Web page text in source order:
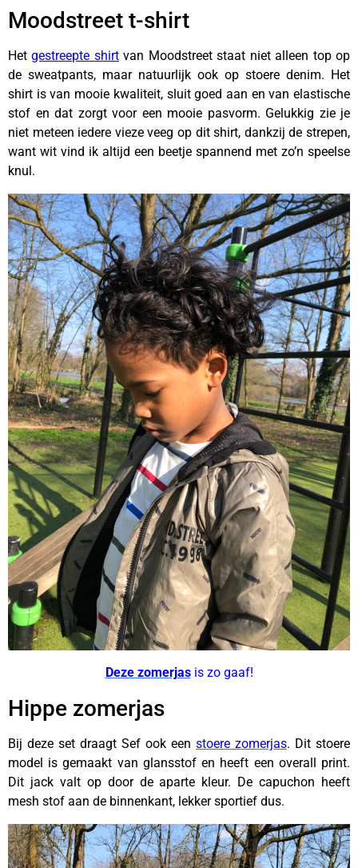
Moodstreet t-shirt
Hetgestreepte shirtvan Moodstreet staat niet alleen top op
de sweatpants, maar natuurlijk ook op stoere denim. Het
shirt is van mooie kwaliteit, sluit goed aan en van elastische
stof en dat zorgt voor een mooie pasvorm. Gelukkig zie je
niet meteen iedere vieze veeg op dit shirt, dankzij de strepen,
want wit vind ik altijd een beetje spannend met zo’n speelse
knul.
Deze zomerjasis zo gaaf!
Hippe zomerjas
Bij deze set draagt Sef ook een stoere zomerjas. Dit stoere
model is gemaakt van glansstof en heeft een overall print.
Dit jack valt op door de aparte kleur. De capuchon heeft
mesh stof aan de binnenkant, lekker sportief dus.